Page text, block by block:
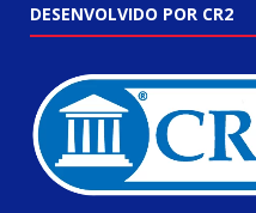
DESENVOLVIDO POR CR2